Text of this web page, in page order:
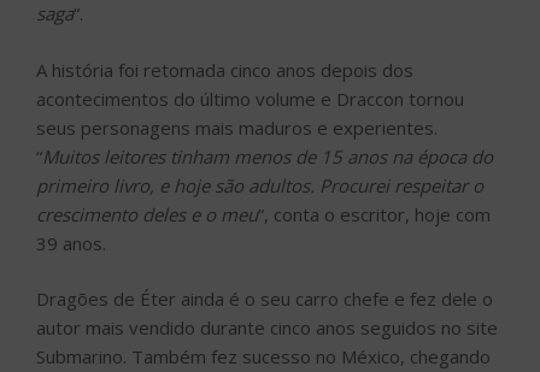
saga“.
A história foi retomada cinco anos depois dos
acontecimentos do último volume e Draccon tornou
seus personagens mais maduros e experientes.
“Muitos leitores tinham menos de 15 anos na época do
primeiro livro, e hoje são adultos. Procurei respeitar o
crescimento deles e o meu“, conta o escritor, hoje com
39 anos.
Dragões de Éter ainda é o seu carro chefe e fez dele o
autor mais vendido durante cinco anos seguidos no site
Submarino. Também fez sucesso no México, chegando